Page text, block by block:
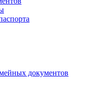
документов